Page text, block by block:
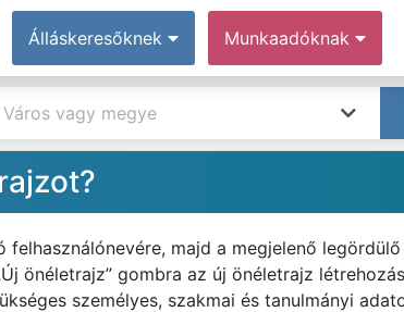
Álláskeresőknek Munkaadóknak
majd a megjelenő legördülő
önéletrajz” gombra az új önéletrajz
személyes, szakmai és tanulmányi